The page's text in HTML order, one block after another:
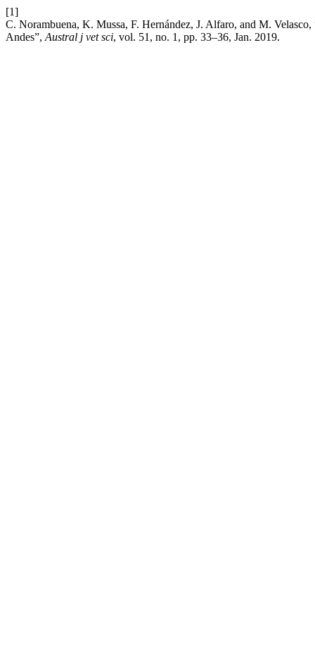
[1]
C. Norambuena, K. Mussa, F. Hernández, J. Alfaro, and M.
Andes”, Austral j vet sci, vol. 51, no. 1, pp. 33–36, Jan. 2019.